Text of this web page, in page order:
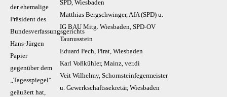
der ehemalige
Präsident des
Bundesverfassungsgerichts
Hans-Jürgen
Papier
gegenüber dem
„Tagesspiegel“
geäußert hat,
SPD, Wiesbaden
Matthias Bergschwinger, AfA (SPD) u.
IG BAU Mitg. Wiesbaden, SPD-OV
Taunusstein
Eduard Pech, Pirat, Wiesbaden
Karl Voßkühler, Mainz, ver.di
Veit Wilhelmy, Schornsteinfegermeister
u. Gewerkschaftssekretär, Wiesbaden